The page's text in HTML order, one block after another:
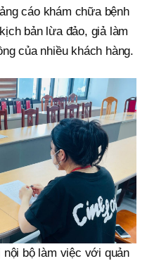
cáo khám chữa bệnh
bản lừa đảo, giả làm
của nhiều khách hàng.
nội bộ làm việc với quản